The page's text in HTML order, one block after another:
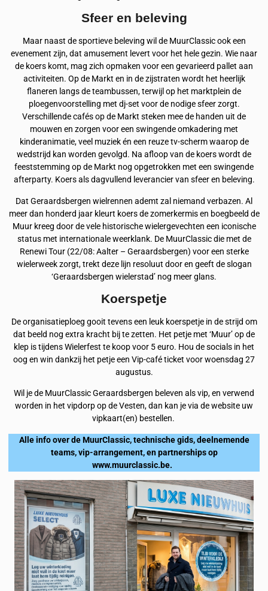
Sfeer en beleving
Maar naast de sportieve beleving wil de MuurClassic ook een
evenement zijn, dat amusement levert voor het hele gezin. Wie naar
de koers komt, mag zich opmaken voor een gevarieerd pallet aan
activiteiten. Op de Markt en in de zijstraten wordt het heerlijk
flaneren langs de teambussen, terwijl op het marktplein de
ploegenvoorstelling met dj-set voor de nodige sfeer zorgt.
Verschillende cafés op de Markt steken mee de handen uit de
mouwen en zorgen voor een swingende omkadering met
kinderanimatie, veel muziek én een reuze tv-scherm waarop de
wedstrijd kan worden gevolgd. Na afloop van de koers wordt de
feeststemming op de Markt nog opgetrokken met een swingende
afterparty. Koers als dagvullend leverancier van sfeer en beleving.
Dat Geraardsbergen wielrennen ademt zal niemand verbazen. Al
meer dan honderd jaar kleurt koers de zomerkermis en boegbeeld de
Muur kreeg door de vele historische wielergevechten een iconische
status met internationale weerklank. De MuurClassic die met de
Renewi Tour (22/08: Aalter – Geraardsbergen) voor een sterke
wielerweek zorgt, trekt deze lijn resoluut door en geeft de slogan
‘Geraardsbergen wielerstad’ nog meer glans.
Koerspetje
De organisatieploeg gooit tevens een leuk koerspetje in de strijd om
dat beeld nog extra kracht bij te zetten. Het petje met ‘Muur’ op de
klep is tijdens Wielerfest te koop voor 5 euro. Hou de socials in het
oog en win dankzij het petje een Vip-café ticket voor woensdag 27
augustus.
Wil je de MuurClassic Geraardsbergen beleven als vip, en verwend
worden in het vipdorp op de Vesten, dan kan je via de website uw
vipkaart(en) bestellen.
Alle info over de MuurClassic, technische gids, deelnemende
teams, vip-arrangement, en partnerships op
www.muurclassic.be.